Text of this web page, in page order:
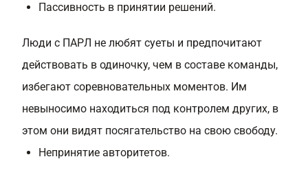
Пассивность в принятии решений.
Люди с ПАРЛ не любят суеты и предпочитают
действовать в одиночку, чем в составе команды,
избегают соревновательных моментов. Им
невыносимо находиться под контролем других, в
этом они видят посягательство на свою свободу.
Непринятие авторитетов.